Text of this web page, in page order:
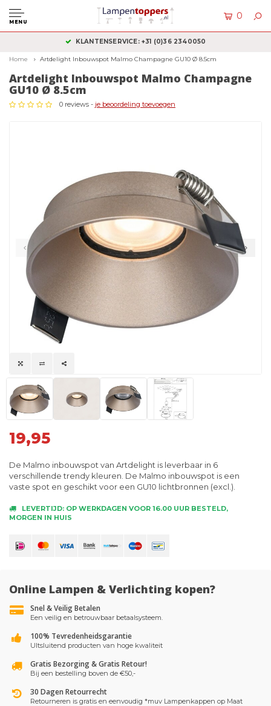
MENU
0
KLANTENSERVICE: +31 (0)36 2340050
Home Artdelight Inbouwspot Malmo Champagne GU10 Ø 8.5cm
Artdelight Inbouwspot Malmo Champagne
GU10 Ø 8.5cm
0 reviews - je beoordeling toevoegen
19,95
De Malmo inbouwspot van Artdelight is leverbaar in 6
verschillende trendy kleuren. De Malmo inbouwspot is een
vaste spot en geschikt voor een GU10 lichtbronnen (excl.).
LEVERTIJD: OP WERKDAGEN VOOR 16.00 UUR BESTELD,
MORGEN IN HUIS
Online Lampen & Verlichting kopen?
Snel & Veilig Betalen
Een veilig en betrouwbaar betaalsysteem.
100% Tevredenheidsgarantie
UItsluitend producten van hoge kwaliteit
Gratis Bezorging & Gratis Retour!
Bij een bestelling boven de €50,-
30 Dagen Retourrecht
Retourneren is gratis en eenvoudig *muv Lampenkappen op Maat